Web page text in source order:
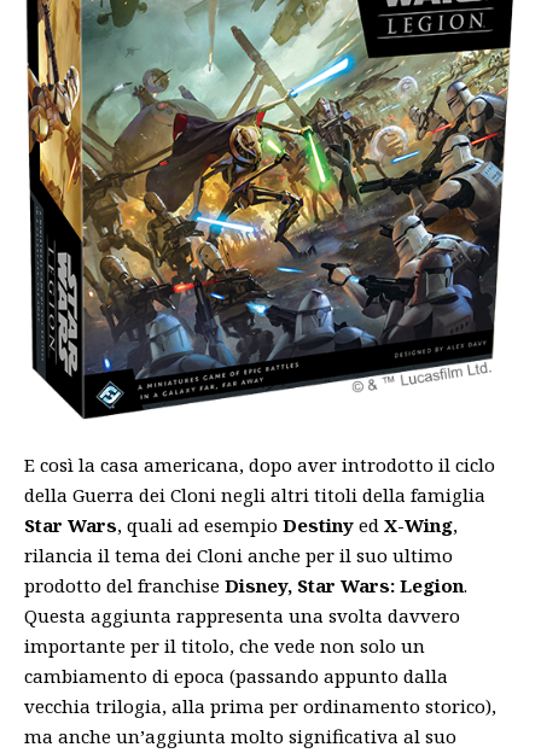
E così la casa americana, dopo aver introdotto il ciclo
della Guerra dei Cloni negli altri titoli della famiglia
Star Wars, quali ad esempio Destiny ed X-Wing,
rilancia il tema dei Cloni anche per il suo ultimo
prodotto del franchise Disney, Star Wars: Legion.
Questa aggiunta rappresenta una svolta davvero
importante per il titolo, che vede non solo un
cambiamento di epoca (passando appunto dalla
vecchia trilogia, alla prima per ordinamento storico),
ma anche un’aggiunta molto significativa al suo